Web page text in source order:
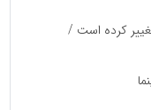
کرده است /